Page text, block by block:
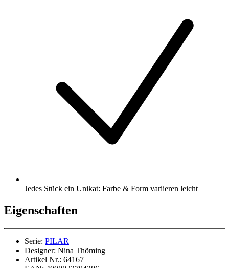
Jedes Stück ein Unikat: Farbe & Form variieren leicht
Eigenschaften
Serie: PILAR
Designer: Nina Thöming
Artikel Nr.: 64167